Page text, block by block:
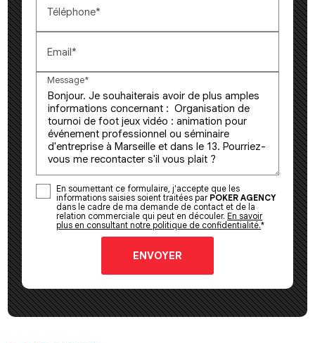
Téléphone*
Email*
Message*
En soumettant ce formulaire, j'accepte que les
informations saisies soient traitées par POKER AGENCY
dans le cadre de ma demande de contact et de la
relation commerciale qui peut en découler.En savoir
plus en consultant notre politique de confidentialité.*